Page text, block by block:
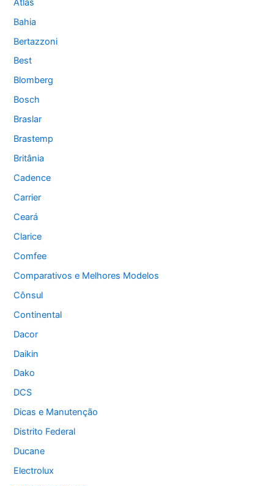
Atlas
Bahia
Bertazzoni
Best
Blomberg
Bosch
Braslar
Brastemp
Britânia
Cadence
Carrier
Ceará
Clarice
Comfee
Comparativos e Melhores Modelos
Cônsul
Continental
Dacor
Daikin
Dako
DCS
Dicas e Manutenção
Distrito Federal
Ducane
Electrolux